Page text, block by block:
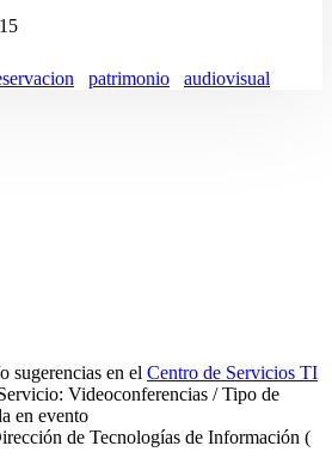
patrimonio audiovisual
sugerencias en el Centro de Servicios TI
Videoconferencias / Tipo de
en evento
de Tecnologías de Información (